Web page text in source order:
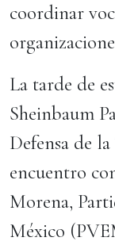
coordinar
La tarde de
Sheinbaum
Defensa de
encuentro
Morena,
México